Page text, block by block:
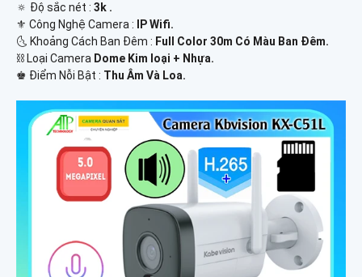
🔅 Độ sắc nét : 3k .
⚜️ Công Nghệ Camera :
IP Wifi.
🌜 Khoảng Cách Ban Đêm : Full Color 30m Có Màu Ban Ðêm.
⛓ Loại Camera Dome Kim loại + Nhựa.
️♚ Điểm Nỗi Bật : Thu Âm Và Loa.